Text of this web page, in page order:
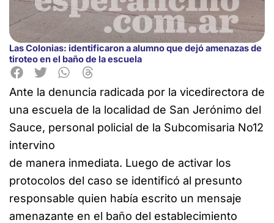
Las Colonias: identificaron a alumno que dejó amenazas de
tiroteo en el baño de la escuela
Ante la denuncia radicada por la vicedirectora de
una escuela de la localidad de San Jerónimo del
Sauce, personal policial de la Subcomisaria No12
intervino
de manera inmediata. Luego de activar los
protocolos del caso se identificó al presunto
responsable quien había escrito un mensaje
amenazante en el baño del establecimiento